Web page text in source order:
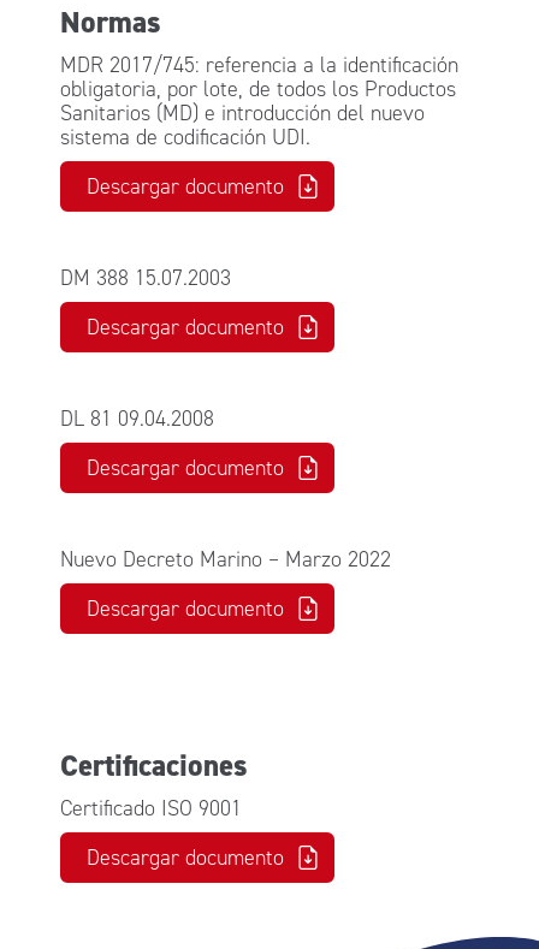
Normas
MDR 2017/745: referencia a la identificación
obligatoria, por lote, de todos los Productos
Sanitarios (MD) e introducción del nuevo
sistema de codificación UDI.
Descargar documento
DM 388 15.07.2003
Descargar documento
DL 81 09.04.2008
Descargar documento
Nuevo Decreto Marino – Marzo 2022
Descargar documento
Certificaciones
Certificado ISO 9001
Descargar documento